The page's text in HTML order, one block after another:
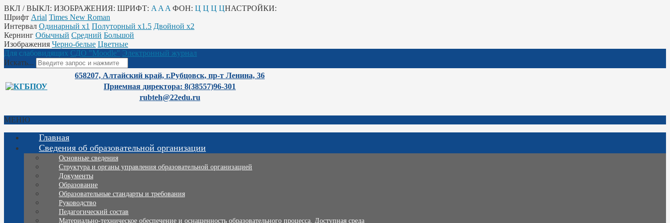
ВКЛ / ВЫКЛ: ИЗОБРАЖЕНИЯ: ШРИФТ: A A A ФОН: Ц Ц Ц ЦНАСТРОЙКИ:
Шрифт Arial Times New Roman
Интервал Одинарный х1 Полуторный х1.5 Двойной х2
Кернинг Обычный Средний Большой
Изображения Черно-белые Цветные
Для слабовидящих СДО "Moodle" Электронный журнал
Искать...
658207, Алтайский край, г.Рубцовск, пр-т Ленина, 36
Приемная директора: 8(38557)96-301
rubteh@22edu.ru
МЕНЮ
Главная
Сведения об образовательной организации
Основные сведения
Структура и органы управления образовательной организацией
Документы
Образование
Образовательные стандарты и требования
Руководство
Педагогический состав
Материально-техническое обеспечение и оснащенность образовательного процесса. Доступная среда